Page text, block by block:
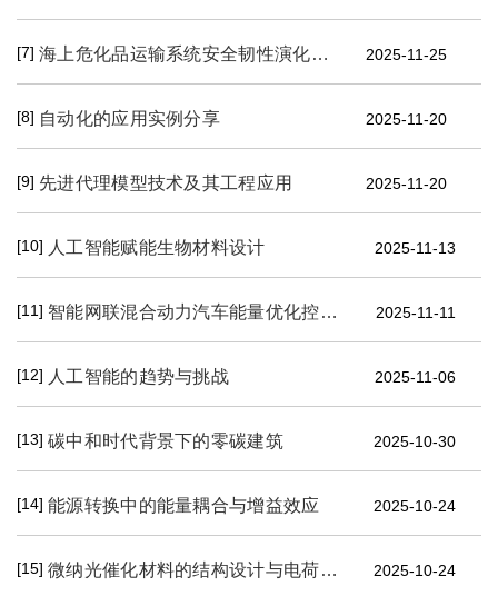
[7] 海上危化品运输系统安全韧性演化与提升策略 2025-11-25
[8] 自动化的应用实例分享 2025-11-20
[9] 先进代理模型技术及其工程应用 2025-11-20
[10] 人工智能赋能生物材料设计 2025-11-13
[11] 智能网联混合动力汽车能量优化控制研究 2025-11-11
[12] 人工智能的趋势与挑战 2025-11-06
[13] 碳中和时代背景下的零碳建筑 2025-10-30
[14] 能源转换中的能量耦合与增益效应 2025-10-24
[15] 微纳光催化材料的结构设计与电荷转移调控 2025-10-24